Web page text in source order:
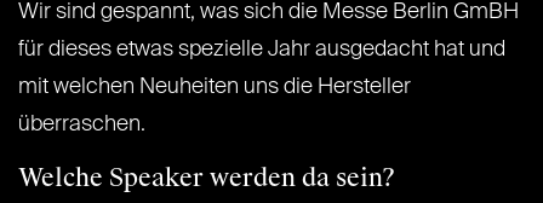
Wir sind gespannt, was sich die Messe Berlin GmBH
für dieses etwas spezielle Jahr ausgedacht hat und
mit welchen Neuheiten uns die Hersteller
überraschen.
Welche Speaker werden da sein?